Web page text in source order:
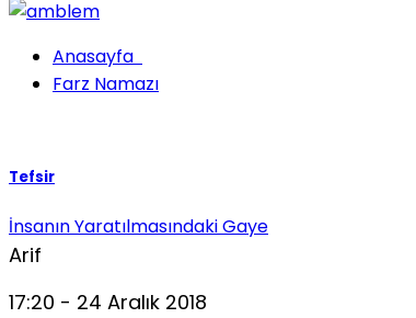
Anasayfa
Farz Namazı
Tefsir
İnsanın Yaratılmasındaki Gaye
Arif
17:20 - 24 Aralık 2018